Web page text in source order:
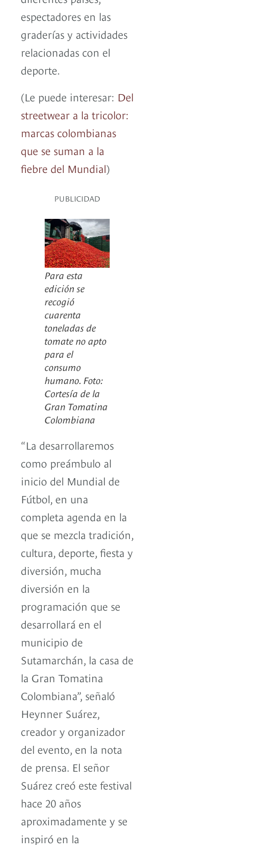
espectadores en las
graderías y actividades
relacionadas con el
deporte.
(Le puede interesar: Del
streetwear a la tricolor:
marcas colombianas
que se suman a la
fiebre del Mundial)
PUBLICIDAD
Para esta
edición se
recogió
cuarenta
toneladas de
tomate no apto
para el
consumo
humano. Foto:
Cortesía de la
Gran Tomatina
Colombiana
“La desarrollaremos
como preámbulo al
inicio del Mundial de
Fútbol, en una
completa agenda en la
que se mezcla tradición,
cultura, deporte, fiesta y
diversión, mucha
diversión en la
programación que se
desarrollará en el
municipio de
Sutamarchán, la casa de
la Gran Tomatina
Colombiana”, señaló
Heynner Suárez,
creador y organizador
del evento, en la nota
de prensa. El señor
Suárez creó este festival
hace 20 años
aproximadamente y se
inspiró en la